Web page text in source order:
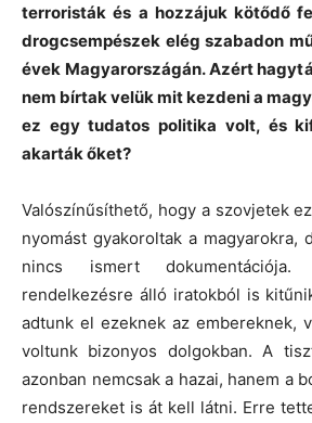
terroristák és a hozzájuk kötődő
drogcsempészek elég szabadon
évek Magyarországán. Azért
nem bírtak velük mit kezdeni a
ez egy tudatos politika volt, és
akarták őket?
Valószínűsíthető, hogy a szovjetek
nyomást gyakoroltak a magyarokra,
nincs ismert
rendelkezésre álló iratokból is
adtunk el ezeknek az embereknek,
voltunk bizonyos dolgokban. A
azonban nemcsak a hazai, hanem a
rendszereket is át kell látni. Erre